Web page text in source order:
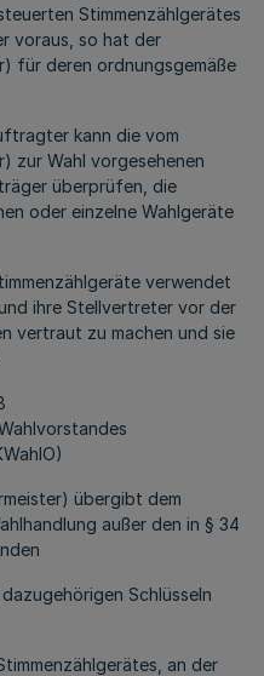
Stimmenzählgerätes
voraus, so hat der
für deren ordnungsgemäße
kann die vom
zur Wahl vorgesehenen
überprüfen, die
oder einzelne Wahlgeräte
verwendet
ihre Stellvertreter vor der
vertraut zu machen und sie
übergibt dem
außer den in § 34
Schlüsseln
an der